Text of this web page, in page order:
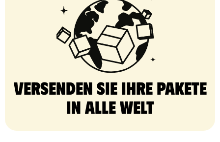
Versenden Sie Ihre Pakete
in alle Welt